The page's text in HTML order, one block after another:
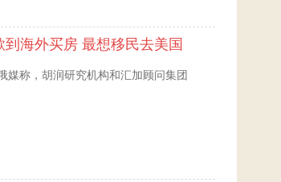
海外买房 最想移民去美国
媒称，胡润研究机构和汇加顾问集团